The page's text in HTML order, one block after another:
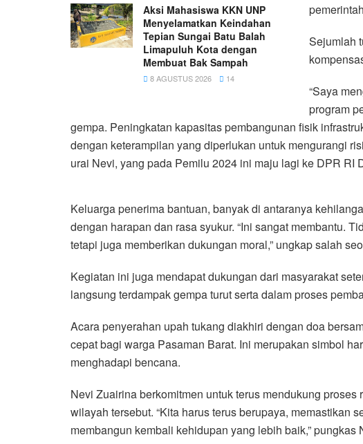
Aksi Mahasiswa KKN UNP
Menyelamatkan Keindahan
Tepian Sungai Batu Balah
Limapuluh Kota dengan
Membuat Bak Sampah
8 AGUSTUS 2026 14
Sejumlah
“Saya
program
gempa. Peningkatan kapasitas pembangunan fisik
dengan keterampilan yang diperlukan untuk mengurangi
urai Nevi, yang pada Pemilu 2024 ini maju lagi ke DPR RI
Keluarga penerima bantuan, banyak di antaranya
dengan harapan dan rasa syukur. “Ini sangat membantu.
tetapi juga memberikan dukungan moral,” ungkap salah
Kegiatan ini juga mendapat dukungan dari masyarakat
langsung terdampak gempa turut serta dalam proses
Acara penyerahan upah tukang diakhiri dengan doa
cepat bagi warga Pasaman Barat. Ini merupakan simbol
menghadapi bencana.
Nevi Zuairina berkomitmen untuk terus mendukung
wilayah tersebut. “Kita harus terus berupaya, memastikan
membangun kembali kehidupan yang lebih baik,” pungkas